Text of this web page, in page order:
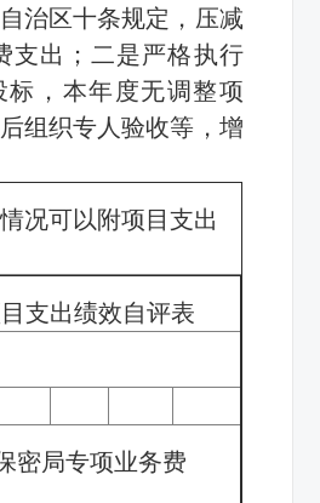
治区十条规定，压减
支出 ； 二是严格执行
标，本年度无调整项
组织专人验收等， 增
况可以附项目支出
支出绩效自评表
密局专项业务费